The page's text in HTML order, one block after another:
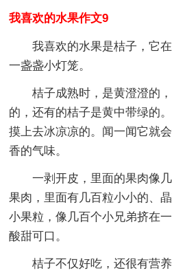
我喜欢的水果作文9
我喜欢的水果是桔子，它
一盏盏小灯笼。
桔子成熟时，是黄澄澄的
的，还有的桔子是黄中带绿的
摸上去冰凉凉的。闻一闻它就
香的气味。
一剥开皮，里面的果肉像
果肉，里面有几百粒小小的、
小果粒，像几百个小兄弟挤在
酸甜可口。
桔子不仅好吃，还很有营